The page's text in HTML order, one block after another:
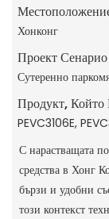
Хонконг
Проект Сенарио
Сутеренно
Продукт, Който
PEVC3106E,
С нарастващата
средства в Хонг
бързи и удобни
този контекст